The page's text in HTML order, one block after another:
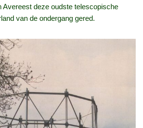
Avereest deze oudste telescopische
van de ondergang gered.